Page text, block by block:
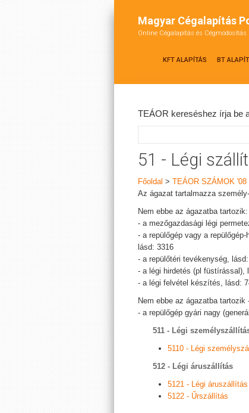
Magyar Cégalapítás
Online Cégalapítás és Cégmódosítás
KFT ALAPÍTÁS BT
TEÁOR kereséshez írja be
51 - Légi
Főoldal > TEÁOR SZÁMOK '08
Az ágazat tartalmazza
Nem ebbe az ágazatba tartozik:
- a mezőgazdasági légi
- a repülőgép vagy a
lásd: 3316
- a repülőtéri tevékenység,
- a légi hirdetés (pl füstírással),
- a légi felvétel készítés, lásd:
Nem ebbe az ágazatba
- a repülőgép gyári nagy
511 - Légi
5110 - Légi
512 - Légi áruszállítás
5121 - Légi áruszállítás
5122 - Űrszállítás